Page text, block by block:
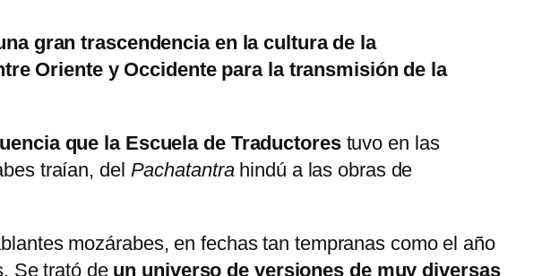
gran trascendencia en la cultura de la
Oriente y Occidente para la transmisión de la
que la Escuela de Traductores tuvo en las
traían, del Pachatantrahindú a las obras de
mozárabes, en fechas tan tempranas como el año
Se trató de un universo de versiones de muy diversas